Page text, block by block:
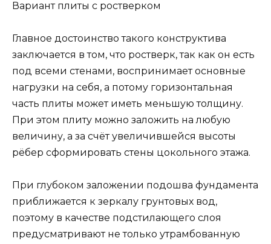
Вариант плиты с ростверком
Главное достоинство такого конструктива
заключается в том, что ростверк, так как он есть
под всеми стенами, воспринимает основные
нагрузки на себя, а потому горизонтальная
часть плиты может иметь меньшую толщину.
При этом плиту можно заложить на любую
величину, а за счёт увеличившейся высоты
рёбер сформировать стены цокольного этажа.
При глубоком заложении подошва фундамента
приближается к зеркалу грунтовых вод,
поэтому в качестве подстилающего слоя
предусматривают не только утрамбованную